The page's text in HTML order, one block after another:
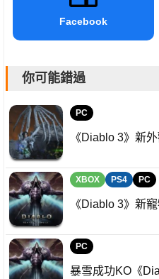
Facebook
你可能錯過
PC
《Diablo 3》新
XBOX PS4 PC
《Diablo 3》新
PC
暴雪成功KO《